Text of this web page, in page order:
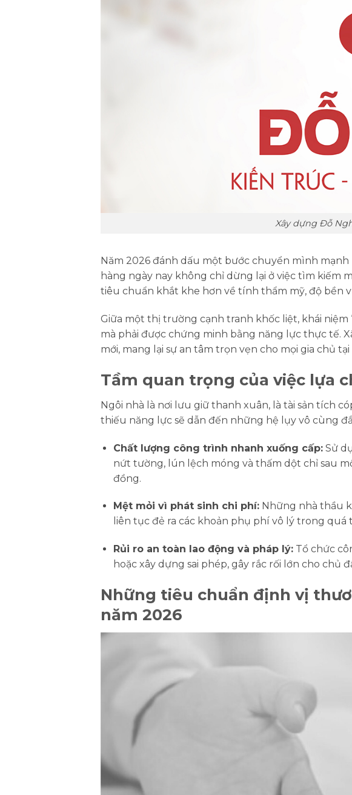
Xây dựng Đỗ
Năm 2026 đánh dấu một bước chuyển mình
hàng ngày nay không chỉ dừng lại ở việc tìm kiếm
tiêu chuẩn khắt khe hơn về tính thẩm mỹ, độ bền
Giữa một thị trường cạnh tranh khốc liệt, khái
mà phải được chứng minh bằng năng lực thực tế.
mới, mang lại sự an tâm trọn vẹn cho mọi gia chủ tại
Tầm quan trọng của việc lựa
Ngôi nhà là nơi lưu giữ thanh xuân, là tài sản tích
thiếu năng lực sẽ dẫn đến những hệ lụy vô cùng
Chất lượng công trình nhanh xuống cấp:Sử
nứt tường, lún lệch móng và thấm dột chỉ sau
đồng.
Mệt mỏi vì phát sinh chi phí:Những nhà thầu
liên tục đẻ ra các khoản phụ phí vô lý trong quá
Rủi ro an toàn lao động và pháp lý:Tổ chức
hoặc xây dựng sai phép, gây rắc rối lớn cho chủ
Những tiêu chuẩn định vị
năm 2026